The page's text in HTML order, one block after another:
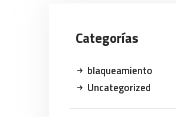
Categorías
blaqueamiento
Uncategorized